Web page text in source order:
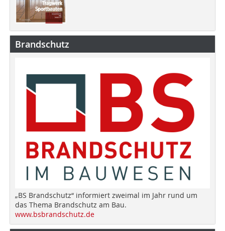
Brandschutz
„BS Brandschutz“ informiert zweimal im Jahr rund um
das Thema Brandschutz am Bau.
www.bsbrandschutz.de